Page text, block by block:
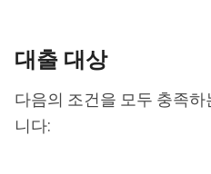
대출 대상
다음의 조건을 모두 충족
니다: